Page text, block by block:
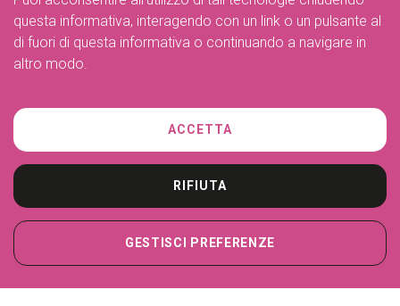
Telefono
Indirizzo
Piazza dei Daini 4, Milano
e-mail
info@myliberty.it
questa informativa, interagendo con un link o un pulsante al
di fuori di questa informativa o continuando a navigare in
altro modo.
GESTISCI PREFERENZE
ACCETTA
RIFIUTA